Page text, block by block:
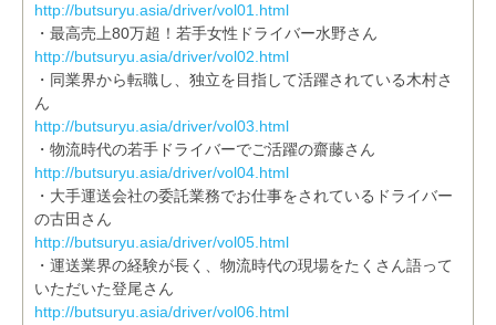
http://butsuryu.asia/driver/vol01.html
・最高売上80万超！若手女性ドライバー水野さん
http://butsuryu.asia/driver/vol02.html
・同業界から転職し、独立を目指して活躍されている木村さ
ん
http://butsuryu.asia/driver/vol03.html
・物流時代の若手ドライバーでご活躍の齋藤さん
http://butsuryu.asia/driver/vol04.html
・大手運送会社の委託業務でお仕事をされているドライバー
の古田さん
http://butsuryu.asia/driver/vol05.html
・運送業界の経験が長く、物流時代の現場をたくさん語って
いただいた登尾さん
http://butsuryu.asia/driver/vol06.html